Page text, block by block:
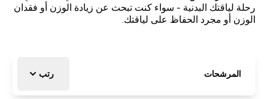
رحلة لياقتك البدنية - سواء كنت تبحث عن زيادة الوزن أو فقدان
الوزن أو مجرد الحفاظ على لياقتك.
المرشحات رتب